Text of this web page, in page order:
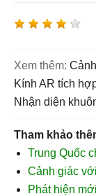
Xem thêm:
kính AR tích
nhận diện
Tham khảo
Trung Quốc
Cảnh giác
Phát hiện